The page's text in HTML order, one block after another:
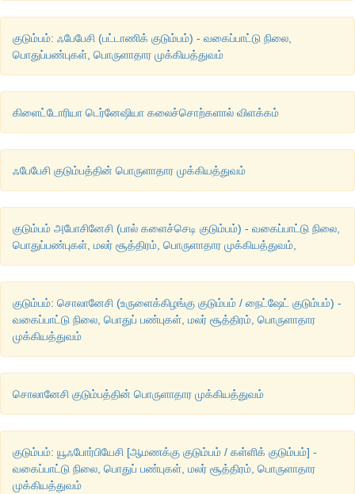
குடும்பம்: ஃபேபேசி (பட்டாணிக் குடும்பம்) - வகைப்பாட்டு நிலை,
பொதுப்பண்புகள், பொருளாதார முக்கியத்துவம்
கிளைட்டோரியா டெர்னேஷியா கலைச்சொற்களால் விளக்கம்
ஃபேபேசி குடும்பத்தின் பொருளாதார முக்கியத்துவம்
குடும்பம் அபோசினேசி (பால் களைச்செடி குடும்பம்) - வகைப்பாட்டு நிலை,
பொதுப்பண்புகள், மலர் சூத்திரம், பொருளாதார முக்கியத்துவம்,
குடும்பம்: சொலானேசி (உருளைக்கிழங்கு குடும்பம் / நைட்ஷேட் குடும்பம்) -
வகைப்பாட்டு நிலை, பொதுப் பண்புகள், மலர் சூத்திரம், பொருளாதார
முக்கியத்துவம்
சொலானேசி குடும்பத்தின் பொருளாதார முக்கியத்துவம்
குடும்பம்: யூஃபோர்பியேசி [ஆமணக்கு குடும்பம் / கள்ளிக் குடும்பம்] -
வகைப்பாட்டு நிலை, பொதுப் பண்புகள், மலர் சூத்திரம், பொருளாதார
முக்கியத்துவம்